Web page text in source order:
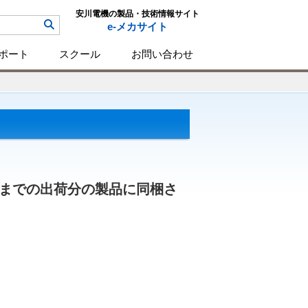
安川電機の製品・技術情報サイト
e-メカサイト
ート スクール お問い合わせ
での出荷分の製品に同梱さ